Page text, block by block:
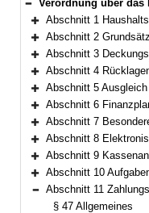
Bereich reduzieren
Verordnung über das Haushalts-, Kassen- und Rechnungswesen der Gemeinden, der Landkreise und der
Bereich erweitern
Abschnitt 1
Bereich erweitern
Abschnitt 2
Bereich erweitern
Abschnitt 3
Bereich erweitern
Abschnitt 4
Bereich erweitern
Abschnitt 5
Bereich erweitern
Abschnitt 6
Bereich erweitern
Abschnitt 7 Besondere
Bereich erweitern
Abschnitt 8 Elektronische
Bereich erweitern
Abschnitt 9
Bereich erweitern
Abschnitt 10
Bereich reduzieren
Abschnitt 11
§ 47 Allgemeines